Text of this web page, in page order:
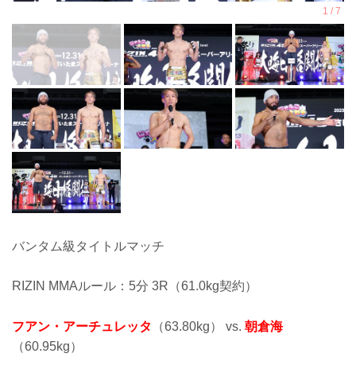
バンタム級タイトルマッチ
RIZIN MMAルール：5分 3R（61.0kg契約）
フアン・アーチュレッタ （63.80kg） vs. 朝倉海
（60.95kg）